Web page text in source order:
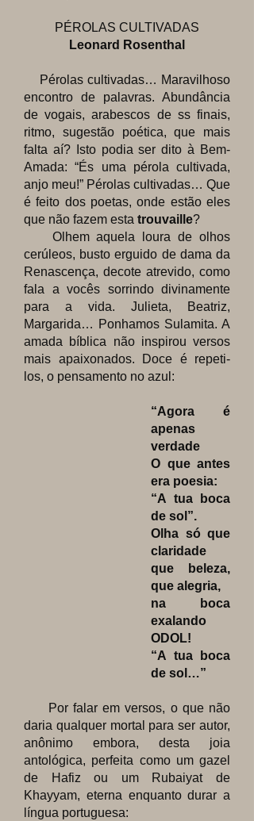
PÉROLAS CULTIVADAS
Leonard Rosenthal
Pérolas cultivadas… Maravilhoso
encontro de palavras. Abundância
de vogais, arabescos de ss finais,
ritmo, sugestão poética, que mais
falta aí? Isto podia ser dito à Bem-
Amada: “És uma pérola cultivada,
anjo meu!” Pérolas cultivadas… Que
é feito dos poetas, onde estão eles
que não fazem esta trouvaille?
Olhem aquela loura de olhos
cerúleos, busto erguido de dama da
Renascença, decote atrevido, como
fala a vocês sorrindo divinamente
para a vida. Julieta, Beatriz,
Margarida… Ponhamos Sulamita. A
amada bíblica não inspirou versos
mais apaixonados. Doce é repeti-
los, o pensamento no azul:
“Agora é
apenas
verdade
O que antes
era poesia:
“A tua boca
de sol”.
Olha só que
claridade
que beleza,
que alegria,
na boca
exalando
ODOL!
“A tua boca
de sol…”
Por falar em versos, o que não
daria qualquer mortal para ser autor,
anônimo embora, desta joia
antológica, perfeita como um gazel
de Hafiz ou um Rubaiyat de
Khayyam, eterna enquanto durar a
língua portuguesa: